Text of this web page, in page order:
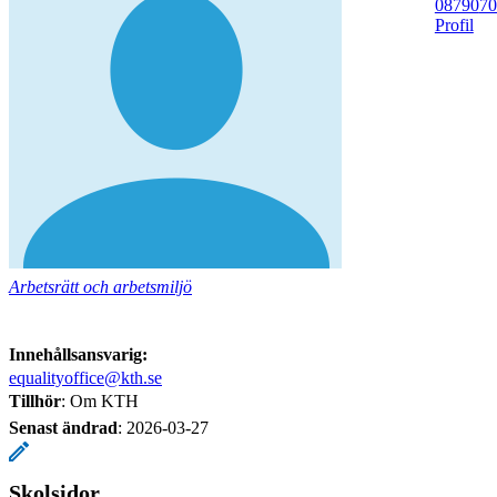
08790
Profil
Arbetsrätt och arbetsmiljö
Innehållsansvarig:
equalityoffice@kth.se
Tillhör: Om KTH
Senast ändrad: 2026-03-27